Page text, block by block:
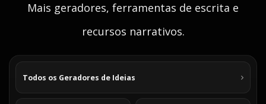
Mais geradores, ferramentas de escrita e
recursos narrativos.
Todos os Geradores de Ideias